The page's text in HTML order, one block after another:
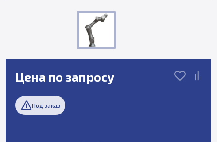
Цена по запросу
Под заказ